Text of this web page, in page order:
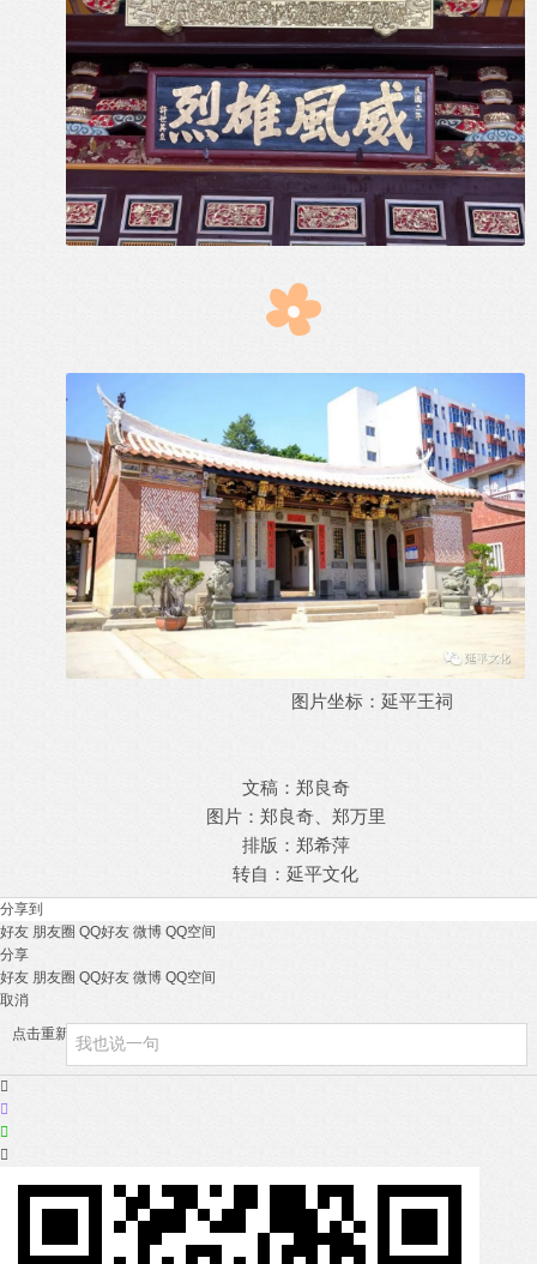
图片坐标：延平王祠
文稿：郑良奇
图片：郑良奇、郑万里
排版：郑希萍
转自：延平文化
分享到
好友 朋友圈 QQ好友 微博 QQ空间
分享
好友 朋友圈 QQ好友 微博 QQ空间
取消
点击重新加载



